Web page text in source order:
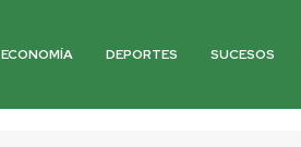
ECONOMÍA DEPORTES SUCESOS